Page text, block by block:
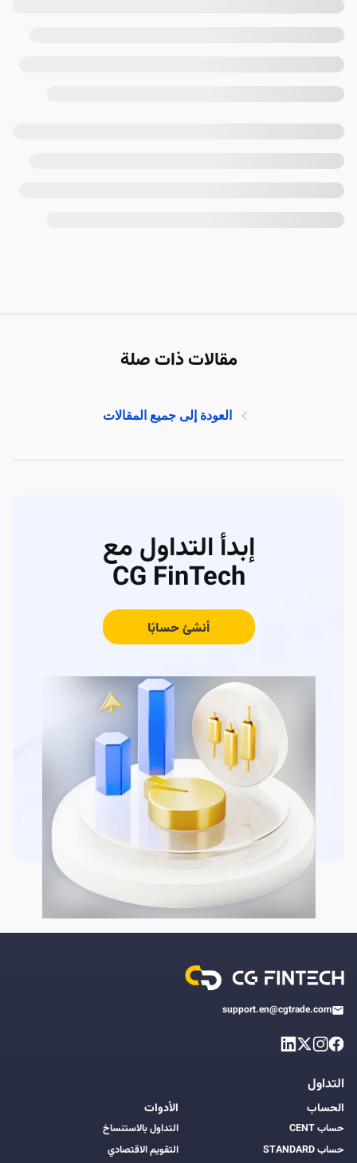
مقالات ذات صلة
العودة إلى جميع المقالات
إبدأ التداول مع
CG FinTech
أنشئ حسابًا
support.en@cgtrade.com
التداول
الحساب
حساب CENT
حساب STANDARD
الأدوات
التداول بالاستنساخ
التقويم الاقتصادي